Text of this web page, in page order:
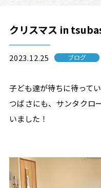
クリスマス in
2023.12.25 ブログ
子ども達が待ちに待って
つばさにも、サンタクロ
いました！